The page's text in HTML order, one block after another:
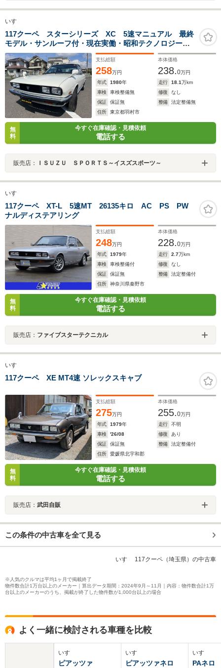
いすゞ
117クーペ スターシリーズ XC 5速マニュアル 最終
モデル・サンルーフ付・現在実働・昭和テクノロジー頭
上・当社メンテナンス済
支払総額
258万円
本体価格
238.0万円
年式
1980年 走行 18.1万km
車検
車検整備無 修復
なし
保証
保証無 整備
法定整備無
住所
東京都羽村市
無
料
今すぐ在庫確認・見積依頼
電話する
販売店： ＩＳＵＺＵ ＳＰＯＲＴＳ～イスズスポーツ～
いすゞ
117クーペ XT-L 5速MT 26135キロ AC PS PW
ナルディステアリング
支払総額
248万円
本体価格
228.0万円
年式
1979年 走行 2.7万km
車検
車検整備付 修復
なし
保証
保証無 整備
法定整備付
住所
神奈川県秦野市
無
料
今すぐ在庫確認・見積依頼
電話する
販売店： ファイブスターテクニカル
いすゞ
117クーペ XE MT4速 ソレックスキャブ
支払総額
275万円
本体価格
255.0万円
年式
1979年 走行
不明
車検
'26/08 修復
あり
保証
保証無 整備
法定整備付
住所
愛媛県北宇和郡
無
料
今すぐ在庫確認・見積依頼
電話する
販売店： 武田自販
この条件の中古車を全て見る
いすゞ 117クーペ（埼玉県）の中古車
※人気のクルマは平均1ヶ月で掲載終了
物件数合計1万台以上のメーカー｜算出データ期間：2024年9月～11月｜内容：物件数合計1万
台以上のメーカーのうち、掲載が終了した物件数が1,000台以上の場合
よく一緒に検討される車種を比較
いすゞ
ピアッツァ
いすゞ
ピアッツァネロ
いすゞ
PAネロ